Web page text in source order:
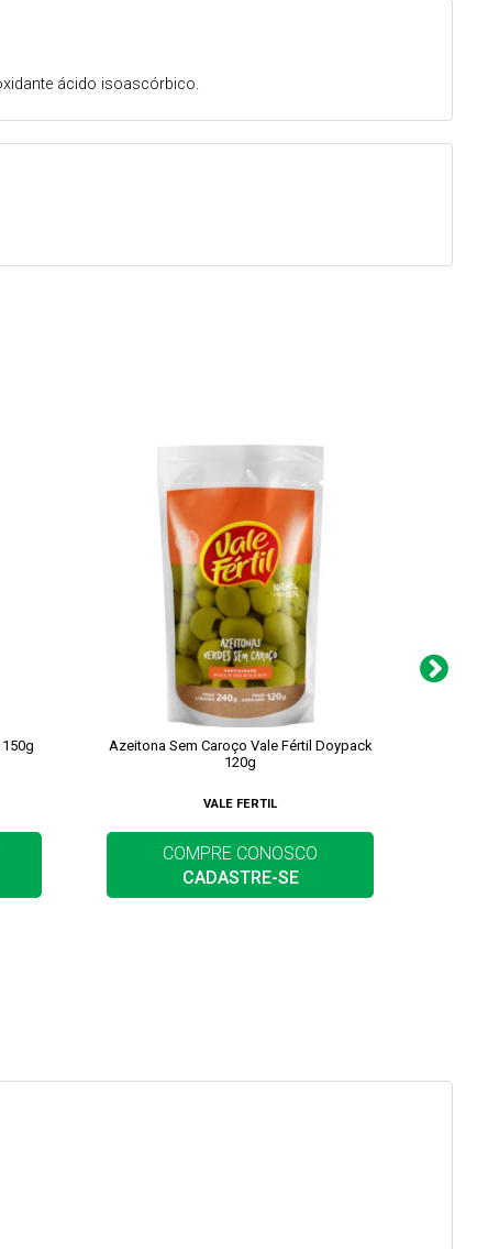
ácido isoascórbico.
Azeitona Sem Caroço Vale Fértil Doypack
120g
VALE FERTIL
COMPRE CONOSCO
CADASTRE-SE